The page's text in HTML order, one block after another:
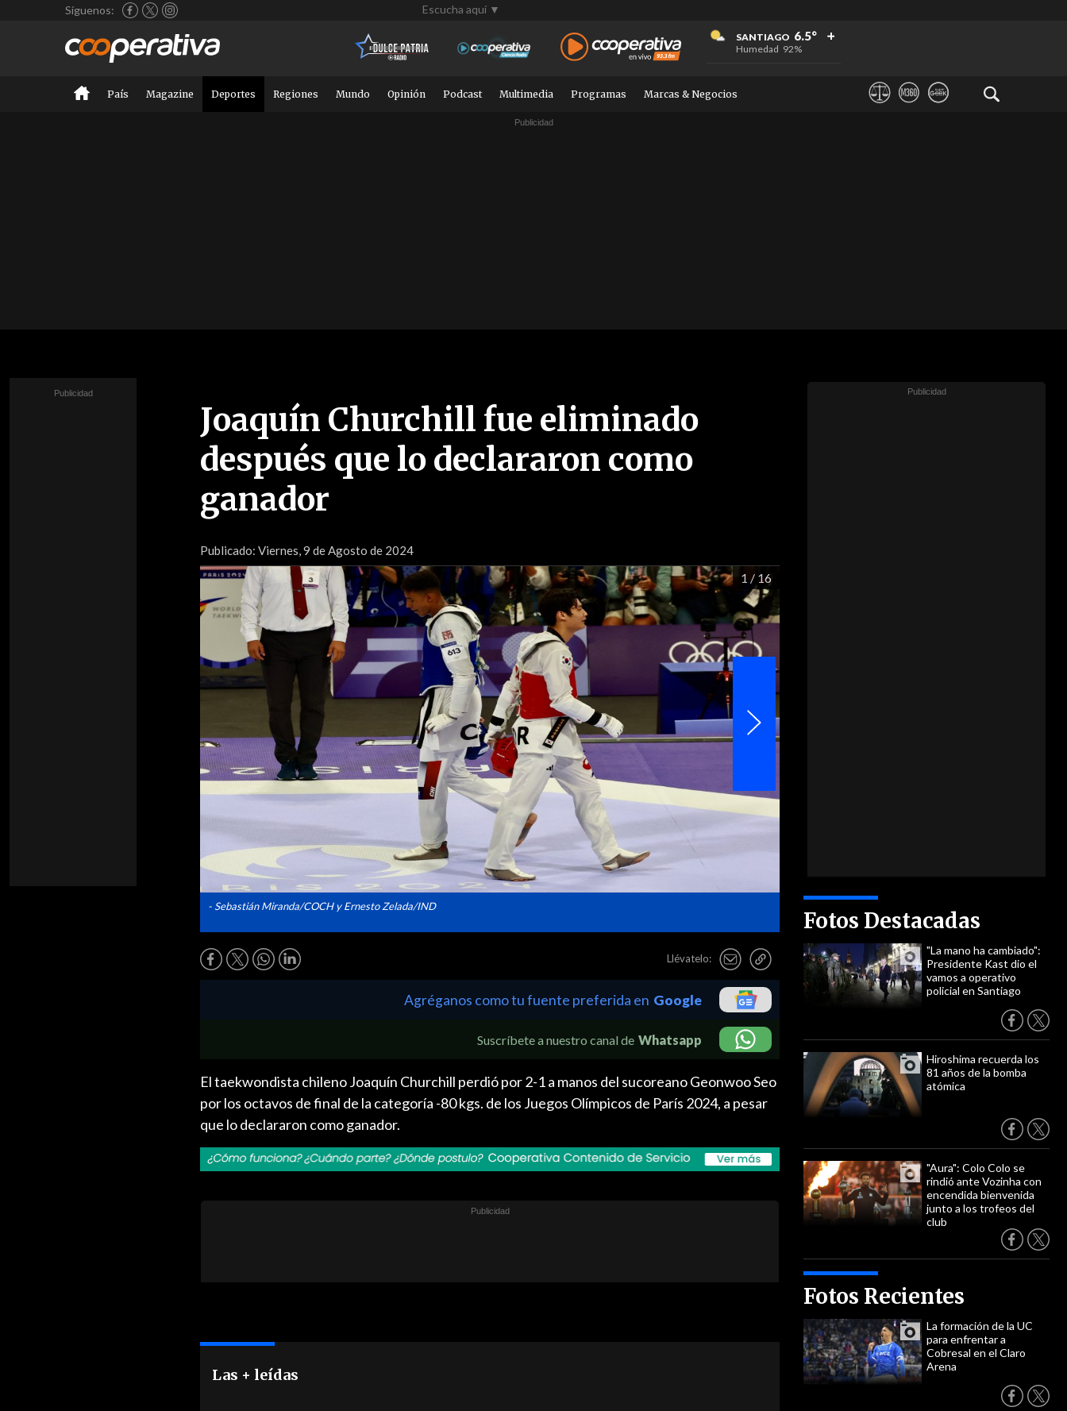
Síguenos: Escucha aquí ▼
SANTIAGO 6.5°
Humedad 92%
+
+
+
País Magazine Deportes Regiones Mundo Opinión Podcast Multimedia Programas Marcas & Negocios
Joaquín Churchill fue eliminado
después que lo declararon como
ganador
Publicado: Viernes, 9 de Agosto de 2024
1 / 16
- Sebastián Miranda/COCH y Ernesto Zelada/IND
Llévatelo:
Fotos Destacadas
"La mano ha cambiado":
Presidente Kast dio el
vamos a operativo
policial en Santiago
Hiroshima recuerda los
81 años de la bomba
atómica
"Aura": Colo Colo se
rindió ante Vozinha con
encendida bienvenida
junto a los trofeos del
club
Fotos Recientes
La formación de la UC
para enfrentar a
Cobresal en el Claro
Arena
Agréganos como tu fuente preferida en Google
Suscríbete a nuestro canal de Whatsapp
El taekwondista chileno Joaquín Churchill perdió por 2-1 a manos del sucoreano Geonwoo Seo
por los octavos de final de la categoría -80 kgs. de los Juegos Olímpicos de París 2024, a pesar
que lo declararon como ganador.
Las + leídas